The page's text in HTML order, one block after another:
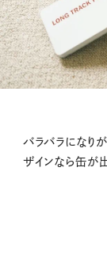
バラバラになり
ザインなら缶が